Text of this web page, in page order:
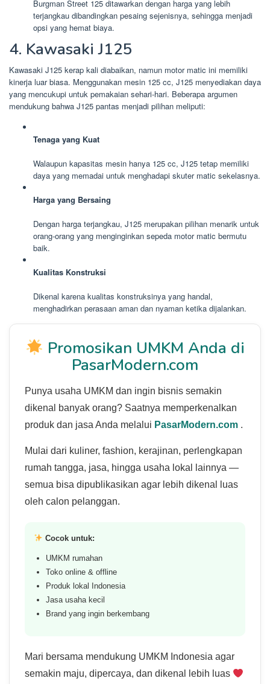
Burgman Street 125 ditawarkan dengan harga yang lebih
terjangkau dibandingkan pesaing sejenisnya, sehingga menjadi
opsi yang hemat biaya.
4. Kawasaki J125
Kawasaki J125 kerap kali diabaikan, namun motor matic ini memiliki
kinerja luar biasa. Menggunakan mesin 125 cc, J125 menyediakan daya
yang mencukupi untuk pemakaian sehari-hari. Beberapa argumen
mendukung bahwa J125 pantas menjadi pilihan meliputi:
Tenaga yang Kuat
Walaupun kapasitas mesin hanya 125 cc, J125 tetap memiliki
daya yang memadai untuk menghadapi skuter matic sekelasnya.
Harga yang Bersaing
Dengan harga terjangkau, J125 merupakan pilihan menarik untuk
orang-orang yang menginginkan sepeda motor matic bermutu
baik.
Kualitas Konstruksi
Dikenal karena kualitas konstruksinya yang handal,
menghadirkan perasaan aman dan nyaman ketika dijalankan.
Promosikan UMKM Anda di
PasarModern.com
Punya usaha UMKM dan ingin bisnis semakin
dikenal banyak orang? Saatnya memperkenalkan
produk dan jasa Anda melalui PasarModern.com .
Mulai dari kuliner, fashion, kerajinan, perlengkapan
rumah tangga, jasa, hingga usaha lokal lainnya —
semua bisa dipublikasikan agar lebih dikenal luas
oleh calon pelanggan.
Cocok untuk:
UMKM rumahan
Toko online & offline
Produk lokal Indonesia
Jasa usaha kecil
Brand yang ingin berkembang
Mari bersama mendukung UMKM Indonesia agar
semakin maju, dipercaya, dan dikenal lebih luas